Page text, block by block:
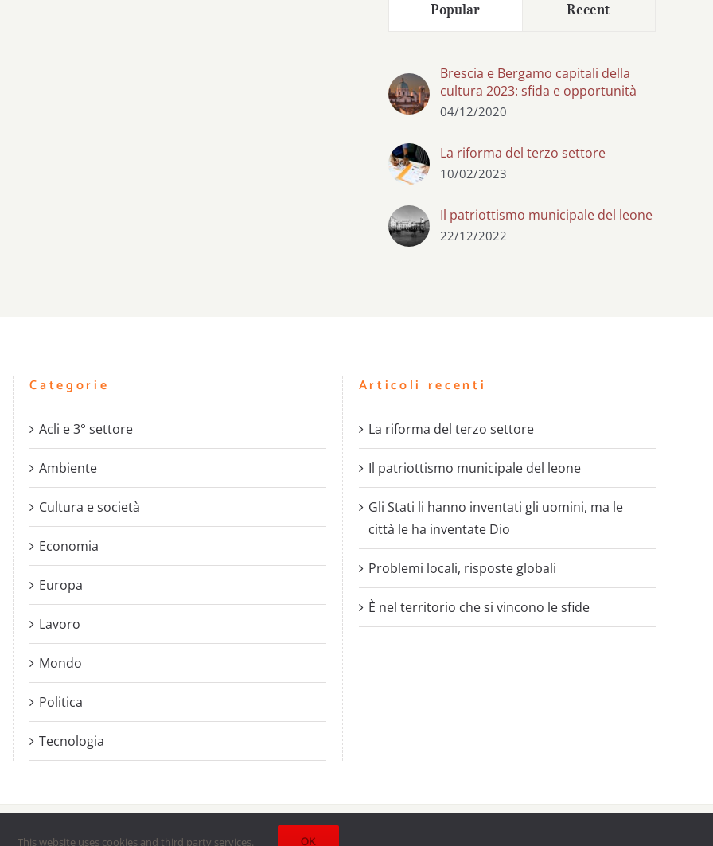
Popular Recent
Brescia e Bergamo capitali della
cultura 2023: sfida e opportunità
04/12/2020
La riforma del terzo settore
10/02/2023
Il patriottismo municipale del leone
22/12/2022
Categorie
Acli e 3° settore
Ambiente
Cultura e società
Economia
Europa
Lavoro
Mondo
Politica
Tecnologia
Articoli recenti
La riforma del terzo settore
Il patriottismo municipale del leone
Gli Stati li hanno inventati gli uomini, ma le
città le ha inventate Dio
Problemi locali, risposte globali
È nel territorio che si vincono le sfide
| All Rights Reserved | Powered byLumenartis
This website uses cookies and third party services.